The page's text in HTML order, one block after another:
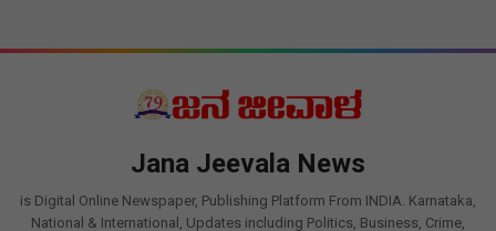
Jana Jeevala News
is Digital Online Newspaper, Publishing Platform From INDIA. Karnataka,
National & International, Updates including Politics, Business, Crime,